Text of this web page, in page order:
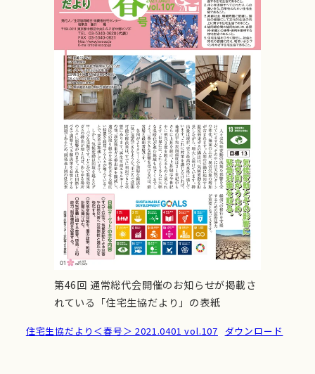
第46回 通常総代会開催のお知らせが掲載さ
れている「住宅生協だより」の表紙
住宅生協だより＜春号＞ 2021.0401 vol.107 ダウンロード